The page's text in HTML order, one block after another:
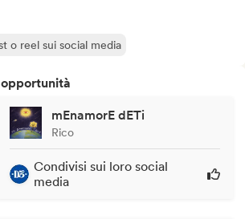
o reel sui social media
mEnamorE dETi
Rico
Condivisi sui loro social
media